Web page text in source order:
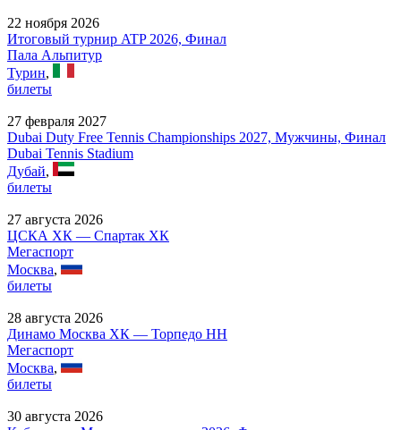
22 ноября 2026
Итоговый турнир ATP 2026, Финал
Пала Альпитур
Турин,
билеты
27 февраля 2027
Dubai Duty Free Tennis Championships 2027, Мужчины, Финал
Dubai Tennis Stadium
Дубай,
билеты
27 августа 2026
ЦСКА ХК — Спартак ХК
Мегаспорт
Москва,
билеты
28 августа 2026
Динамо Москва ХК — Торпедо НН
Мегаспорт
Москва,
билеты
30 августа 2026